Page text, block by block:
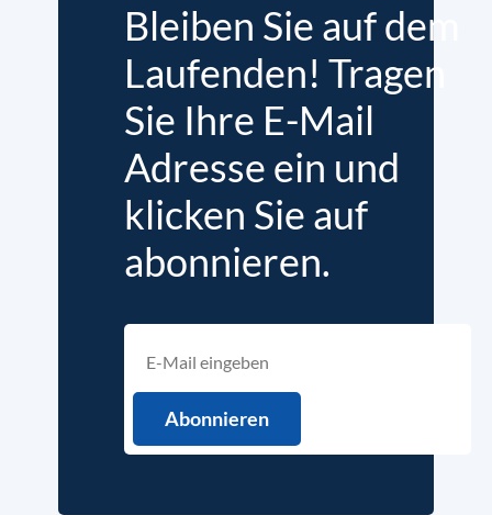
Bleiben Sie auf dem
Laufenden! Tragen
Sie Ihre E-Mail
Adresse ein und
klicken Sie auf
abonnieren.